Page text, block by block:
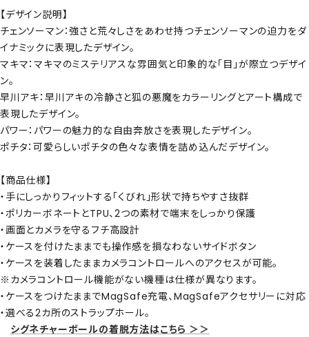
【デザイン説明】
チェンソーマン：強さと荒々しさをあわせ持つチェンソーマンの迫力をダ
イナミックに表現したデザイン。
マキマ：マキマのミステリアスな雰囲気と印象的な「目」が際立つデザイ
ン。
早川アキ：早川アキの冷静さと狐の悪魔をカラーリングとアート構成で
表現したデザイン。
パワー：パワーの魅力的な自由奔放さを表現したデザイン。
ポチタ：可愛らしいポチタの色々な表情を詰め込んだデザイン。
【商品仕様】
・手にしっかりフィットする「くびれ」形状で持ちやすさ抜群
・ポリカーボネートとTPU、2つの素材で端末をしっかり保護
・画面とカメラを守るフチ高設計
・ケースを付けたままでも操作感を損なわないサイドボタン
・ケースを装着したままカメラコントロールへのアクセスが可能。
※カメラコントロール機能がない機種は仕様が異なります。
・ケースをつけたままでMagSafe充電、MagSafeアクセサリーに対応
・選べる2カ所のストラップホール。
シグネチャーボールの着脱方法はこちら ＞＞